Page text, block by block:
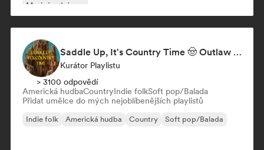
Mezinárodní pop
Saddle Up, It's Country Time 🤠 Outlaw Country, Americana & Country Rock
Kurátor Playlistu
> 3100 odpovědí
Americká hudbaCountryIndie folkSoft pop/Balada
Přidat umělce do mých nejoblíbenějších playlistů
Indie folk Americká hudba Country Soft pop/Balada